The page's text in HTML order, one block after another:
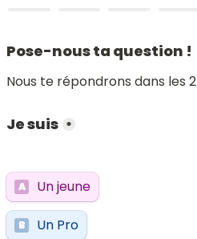
Pose-nous ta question !
Nous te répondrons dans les
Je suis *
A Un jeune
B Un Pro